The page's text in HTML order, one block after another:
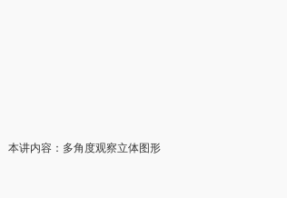
本讲内容：多角度观察立体图形